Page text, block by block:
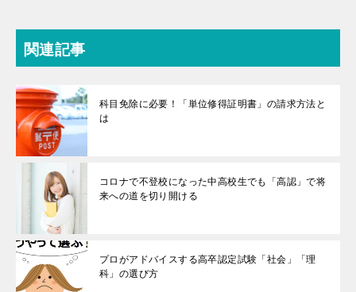
関連記事
科目免除に必要！「単位修得証明書」の請求方法と
は
コロナで不登校になった中高校生でも「高認」で将
来への道を切り開ける
プロがアドバイスする高卒認定試験「社会」「理
科」の選び方